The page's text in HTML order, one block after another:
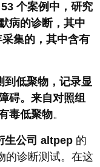
个案例中，研究
病的诊断，其中
集的，其中含有
到低聚物，记录显
碍。来自对照组
毒低聚物。
生公司 altpep 的
的诊断测试。在这